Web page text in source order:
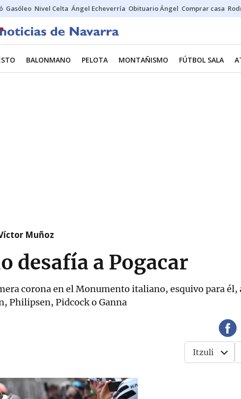
Gasóleo Nivel Celta Ángel Echeverría Obituario Ángel Comprar casa
BALONMANO PELOTA MONTAÑISMO FÚTBOL SALA
Muñoz
desafía a Pogacar
corona en el Monumento italiano, esquivo para él,
Philipsen, Pidcock o Ganna
Itzuli